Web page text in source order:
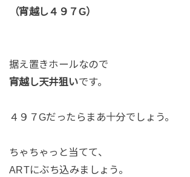
（宵越し４９７G）
据え置きホールなので
宵越し天井狙いです。
４９７Gだったらまあ十分でしょう。
ちゃちゃっと当てて、
ARTにぶち込みましょう。